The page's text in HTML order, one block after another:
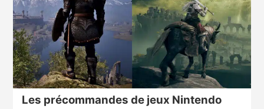
Les précommandes de jeux Nintendo